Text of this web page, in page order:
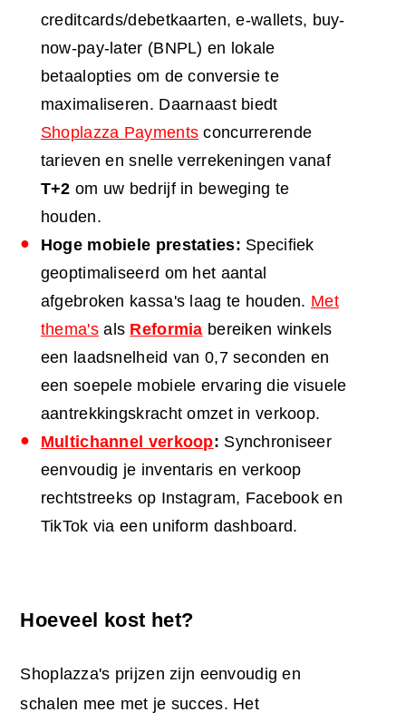
creditcards/debetkaarten, e-wallets, buy-
now-pay-later (BNPL) en lokale
betaalopties om de conversie te
maximaliseren. Daarnaast biedt
Shoplazza Payments concurrerende
tarieven en snelle verrekeningen vanaf
T+2 om uw bedrijf in beweging te
houden.
Hoge mobiele prestaties: Specifiek
geoptimaliseerd om het aantal
afgebroken kassa's laag te houden. Met
thema'sals Reformia bereiken winkels
een laadsnelheid van 0,7 seconden en
een soepele mobiele ervaring die visuele
aantrekkingskracht omzet in verkoop.
Multichannel verkoop: Synchroniseer
eenvoudig je inventaris en verkoop
rechtstreeks op Instagram, Facebook en
TikTok via een uniform dashboard.
Hoeveel kost het?
Shoplazza's prijzen zijn eenvoudig en
schalen mee met je succes. Het